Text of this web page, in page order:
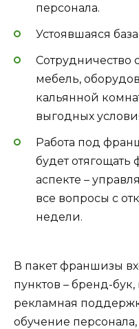
персонала.
Устоявшаяся
Сотрудничество
мебель,
кальянной
выгодных
Работа под
будет
аспекте –
все вопросы с
недели.
В пакет франшизы
пунктов – бренд-
рекламная
обучение